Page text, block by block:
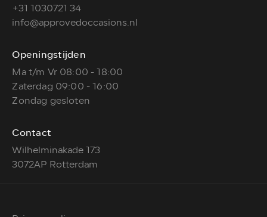
+31 1030721 34
info@approvedoccasions.nl
Openingstijden
Ma t/m Vr 08:00 - 18:00
Zaterdag 09:00 - 16:00
Zondag gesloten
Contact
Wilhelminakade 173
3072AP Rotterdam